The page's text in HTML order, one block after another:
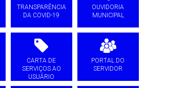
TRANSPARÊNCIA
DA COVID-19
OUVIDORIA
MUNICIPAL
CARTA DE
SERVIÇOS AO
USUÁRIO
PORTAL DO
SERVIDOR